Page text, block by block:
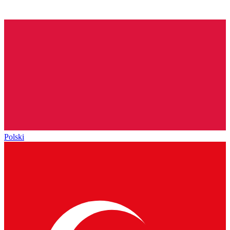
Polski